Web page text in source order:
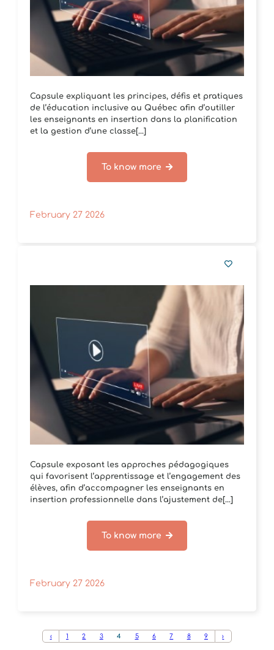
Capsule expliquant les principes, défis et pratiques
de l’éducation inclusive au Québec afin d’outiller
les enseignants en insertion dans la planification
et la gestion d’une classe[...]
To know more
February 27 2026
Capsule exposant les approches pédagogiques
qui favorisent l’apprentissage et l’engagement des
élèves, afin d’accompagner les enseignants en
insertion professionnelle dans l’ajustement de[...]
To know more
February 27 2026
‹ 1 2 3 4 5 6 7 8 9 ›